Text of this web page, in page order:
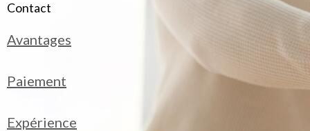
Contact
Avantages
Paiement
Expérience